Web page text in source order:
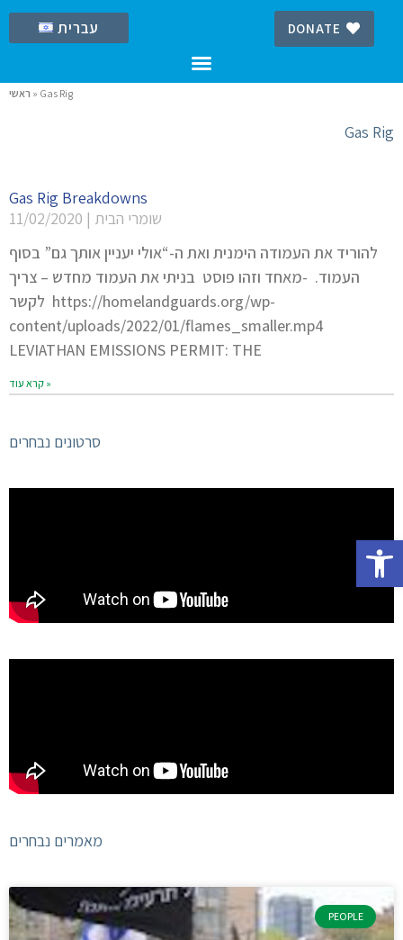
עברית DONATE
ראשי » Gas Rig
Gas Rig
Gas Rig Breakdowns
שומרי הבית
להוריד את העמודה הימנית ואת ה-“אולי יעניין אותך גם” בסוף
העמוד. -מאחד וזהו פוסט בניתי את העמוד מחדש – צריך
לקשר https://homelandguards.org/wp-
content/uploads/2022/01/flames_smaller.mp4
LEVIATHAN EMISSIONS PERMIT: THE
קרא עוד »
סרטונים נבחרים
מאמרים נבחרים
PEOPLE